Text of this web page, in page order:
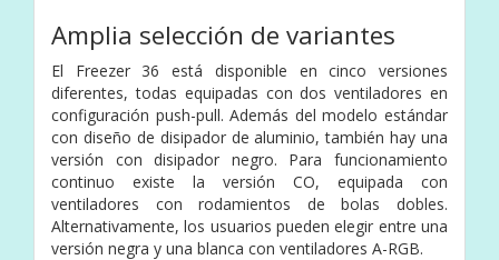
Amplia selección de variantes
El Freezer 36 está disponible en cinco versiones
diferentes, todas equipadas con dos ventiladores en
configuración push-pull. Además del modelo estándar
con diseño de disipador de aluminio, también hay una
versión con disipador negro. Para funcionamiento
continuo existe la versión CO, equipada con
ventiladores con rodamientos de bolas dobles.
Alternativamente, los usuarios pueden elegir entre una
versión negra y una blanca con ventiladores A-RGB.